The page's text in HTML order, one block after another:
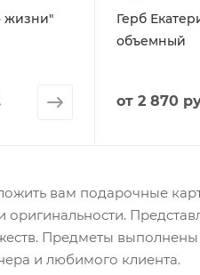
жизни"
Герб
объемный
от 2 870
вам подарочные
оригинальности.
Предметы выполнены
и любимого клиента.